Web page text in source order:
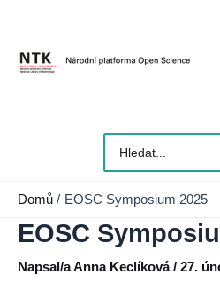
obsah
pro:
Domů EOSC Symposium 2025
EOSC
Napsal/aAnna Keclíková/ 27.